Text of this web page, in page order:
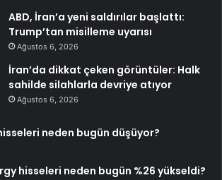
ABD, İran’a yeni saldırılar başlattı:
Trump’tan misilleme uyarısı
Ağustos 6, 2026
İran’da dikkat çeken görüntüler: Halk
sahilde silahlarla devriye atıyor
Ağustos 6, 2026
neden bugün düşüyor?
hisseleri neden bugün %26 yükseldi?